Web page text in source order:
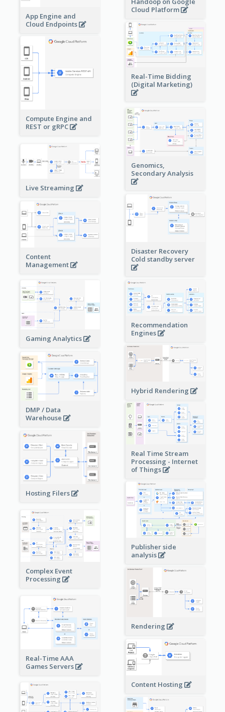
App Engine and
Cloud Endpoints
Cloud Platform
Real-Time Bidding
(Digital Marketing)
Compute Engine and
REST or gRPC
Genomics,
Secondary Analysis
Live Streaming
Disaster Recovery
Cold standby server
Content
Management
Gaming Analytics
Recommendation
Engines
Hybrid Rendering
DMP / Data
Warehouse
Real Time Stream
Processing - Internet
of Things
Hosting Filers
Publisher side
analysis
Complex Event
Processing
Rendering
Real-Time AAA
Games Servers
Content Hosting